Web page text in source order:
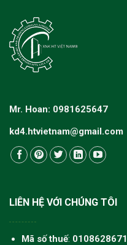
Mr. Hoan: 0981625647
kd4.htvietnam@gmail.com
LIÊN HỆ VỚI CHÚNG TÔI
Mã số thuế: 0108628671